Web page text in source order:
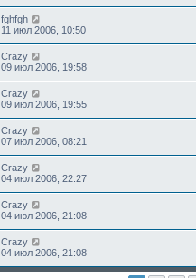
fghfgh
11 июл 2006, 10:50
Crazy
09 июл 2006, 19:58
Crazy
09 июл 2006, 19:55
Crazy
07 июл 2006, 08:21
Crazy
04 июл 2006, 22:27
Crazy
04 июл 2006, 21:08
Crazy
04 июл 2006, 21:08